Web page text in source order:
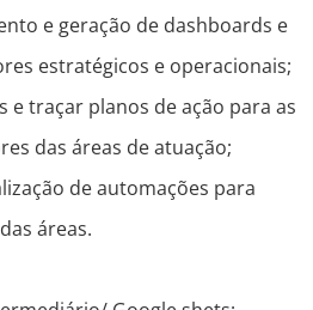
e geração de dashboards e
estratégicos e operacionais;
e traçar planos de ação para as
das áreas de atuação;
de automações para
áreas.